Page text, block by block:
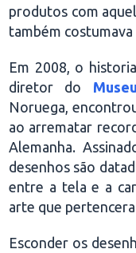
produtos com
também
Em 2008, o
diretor do
Noruega,
ao arrematar
Alemanha.
desenhos são
entre a tela e a
arte que
Esconder os